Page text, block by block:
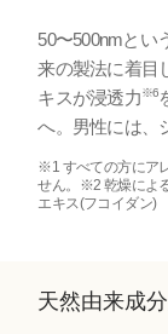
50〜500nmとい
来の製法に着目
キスが浸透力※6
へ。男性には、
※1 すべての方にア
せん。※2 乾燥によ
エキス(フコイダン
天然由来成